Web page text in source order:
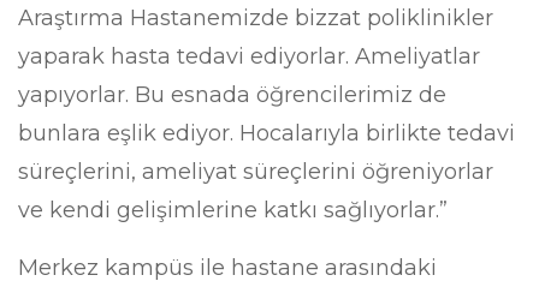
Araştırma Hastanemizde bizzat poliklinikler
yaparak hasta tedavi ediyorlar. Ameliyatlar
yapıyorlar. Bu esnada öğrencilerimiz de
bunlara eşlik ediyor. Hocalarıyla birlikte tedavi
süreçlerini, ameliyat süreçlerini öğreniyorlar
ve kendi gelişimlerine katkı sağlıyorlar.”
Merkez kampüs ile hastane arasındaki